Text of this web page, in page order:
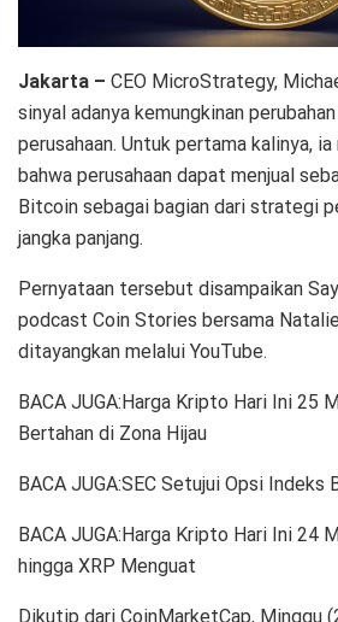
Jakarta – CEO MicroStrategy,
sinyal adanya kemungkinan
perusahaan. Untuk pertama kalinya,
bahwa perusahaan dapat menjual
Bitcoin sebagai bagian dari strategi
jangka panjang.
Pernyataan tersebut disampaikan
podcast Coin Stories bersama
ditayangkan melalui YouTube.
BACA JUGA:Harga Kripto Hari Ini 25
Bertahan di Zona Hijau
BACA JUGA:SEC Setujui Opsi Indeks
BACA JUGA:Harga Kripto Hari Ini 24
hingga XRP Menguat
Dikutip dari CoinMarketCap, Minggu